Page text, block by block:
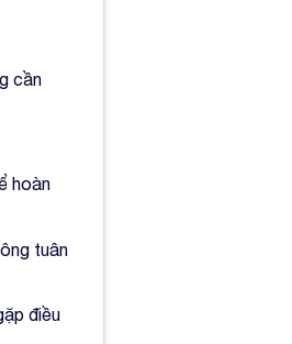
cần
hoàn
tuân
điều